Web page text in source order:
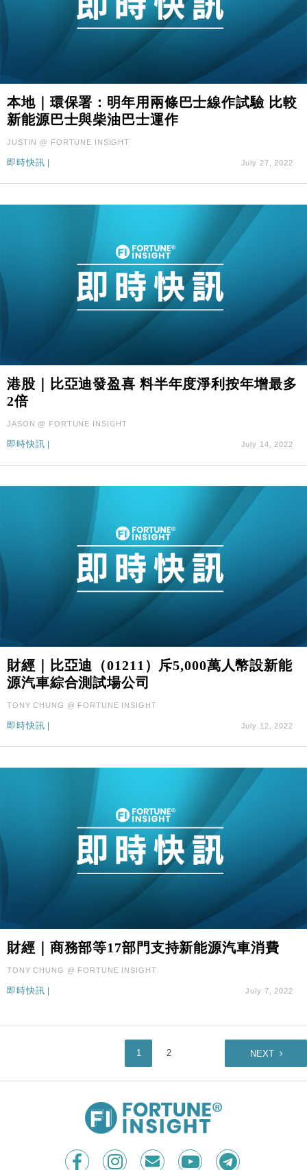
本地｜環保署：明年用兩條巴士線作試驗 比較
新能源巴士與柴油巴士運作
JUSTIN @ FORTUNE INSIGHT
即時快訊 | July 27, 2022
港股｜比亞迪發盈喜 料半年度淨利按年增最多
2倍
JASON @ FORTUNE INSIGHT
即時快訊 | July 14, 2022
財經｜比亞迪（01211）斥5,000萬人幣設新能
源汽車綜合測試場公司
TONY CHUNG @ FORTUNE INSIGHT
即時快訊 July 12, 2022
財經｜商務部等17部門支持新能源汽車消費
TONY CHUNG @ FORTUNE INSIGHT
即時快訊 | July 7, 2022
1 2 NEXT